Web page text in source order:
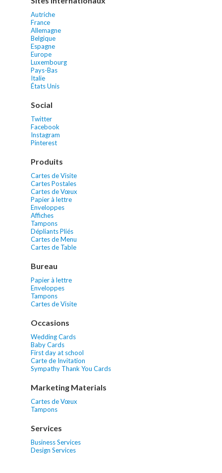
Autriche
France
Allemagne
Belgique
Espagne
Europe
Luxembourg
Pays-Bas
Italie
États Unis
Social
Twitter
Facebook
Instagram
Pinterest
Produits
Cartes de Visite
Cartes Postales
Cartes de Vœux
Papier à lettre
Enveloppes
Affiches
Tampons
Dépliants Pliés
Cartes de Menu
Cartes de Table
Bureau
Papier à lettre
Enveloppes
Tampons
Cartes de Visite
Occasions
Wedding Cards
Baby Cards
First day at school
Carte de Invitation
Sympathy Thank You Cards
Marketing Materials
Cartes de Vœux
Tampons
Services
Business Services
Design Services